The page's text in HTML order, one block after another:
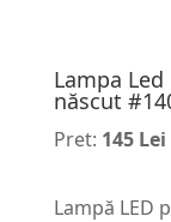
Lampa
născut
Pret: 145 Lei
Lampă LED